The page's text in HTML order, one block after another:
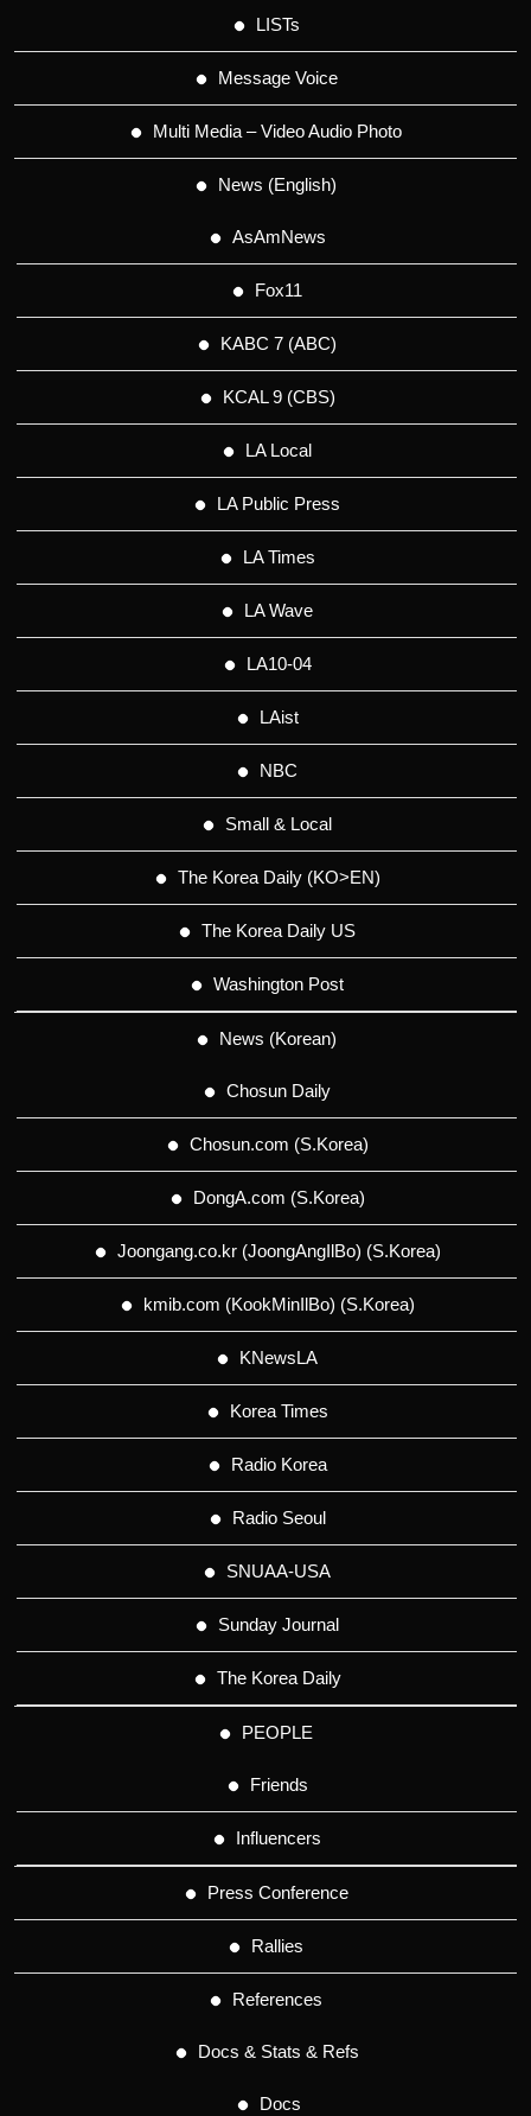
LISTs
Message Voice
Multi Media – Video Audio Photo
News (English)
AsAmNews
Fox11
KABC 7 (ABC)
KCAL 9 (CBS)
LA Local
LA Public Press
LA Times
LA Wave
LA10-04
LAist
NBC
Small & Local
The Korea Daily (KO>EN)
The Korea Daily US
Washington Post
News (Korean)
Chosun Daily
Chosun.com (S.Korea)
DongA.com (S.Korea)
Joongang.co.kr (JoongAngIlBo) (S.Korea)
kmib.com (KookMinIlBo) (S.Korea)
KNewsLA
Korea Times
Radio Korea
Radio Seoul
SNUAA-USA
Sunday Journal
The Korea Daily
PEOPLE
Friends
Influencers
Press Conference
Rallies
References
Docs & Stats & Refs
Docs